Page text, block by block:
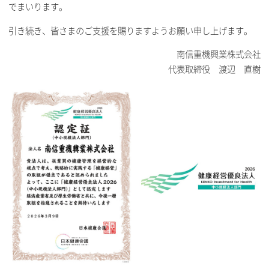
でまいります。
引き続き、皆さまのご支援を賜りますようお願い申し上げます。
南信重機興業株式会社
代表取締役 渡辺 直樹